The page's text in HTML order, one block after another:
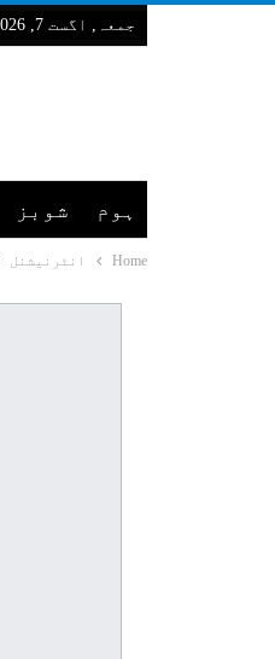
جمعہ, اگست 7, 2026
ہوم شوبز
Home انٹرنیشنل